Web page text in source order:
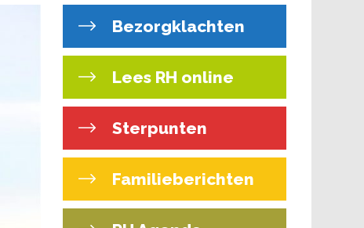
Bezorgklachten
Lees RH online
Sterpunten
Familieberichten